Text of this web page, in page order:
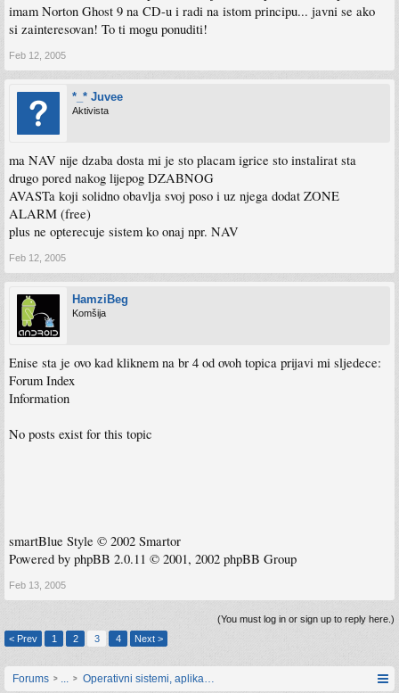
imam Norton Ghost 9 na CD-u i radi na istom principu... javni se ako
si zainteresovan! To ti mogu ponuditi!
Feb 12, 2005
*_* Juvee
Aktivista
ma NAV nije dzaba dosta mi je sto placam igrice sto instalirat sta
drugo pored nakog lijepog DZABNOG
AVASTa koji solidno obavlja svoj poso i uz njega dodat ZONE
ALARM (free)
plus ne opterecuje sistem ko onaj npr. NAV
Feb 12, 2005
HamziBeg
Komšija
Enise sta je ovo kad kliknem na br 4 od ovoh topica prijavi mi sljedece:
Forum Index
Information
No posts exist for this topic
smartBlue Style © 2002 Smartor
Powered by phpBB 2.0.11 © 2001, 2002 phpBB Group
Feb 13, 2005
(You must log in or sign up to reply here.)
< Prev
1 2 3 4 Next >
Forums ... Operativni sistemi, aplikacije i programiranje